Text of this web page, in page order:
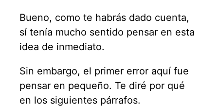
Bueno, como te habrás dado cuenta,
sí tenía mucho sentido pensar en esta
idea de inmediato.
Sin embargo, el primer error aquí fue
pensar en pequeño. Te diré por qué
en los siguientes párrafos.